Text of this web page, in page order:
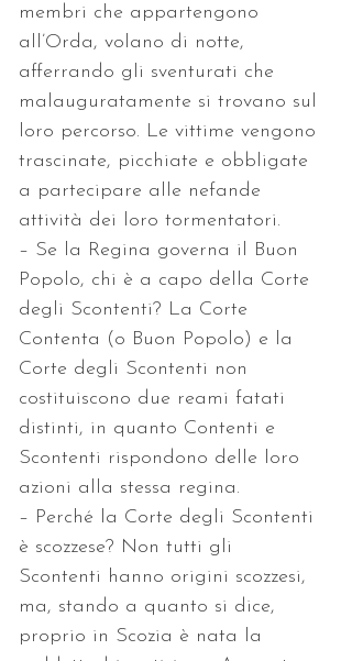
membri che appartengono
all’Orda, volano di notte,
afferrando gli sventurati che
malauguratamente si trovano sul
loro percorso. Le vittime vengono
trascinate, picchiate e obbligate
a partecipare alle nefande
attività dei loro tormentatori.
– Se la Regina governa il Buon
Popolo, chi è a capo della Corte
degli Scontenti? La Corte
Contenta (o Buon Popolo) e la
Corte degli Scontenti non
costituiscono due reami fatati
distinti, in quanto Contenti e
Scontenti rispondono delle loro
azioni alla stessa regina.
– Perché la Corte degli Scontenti
è scozzese? Non tutti gli
Scontenti hanno origini scozzesi,
ma, stando a quanto si dice,
proprio in Scozia è nata la